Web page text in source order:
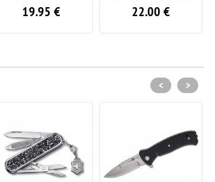
19.95 € 22.00 €
< >